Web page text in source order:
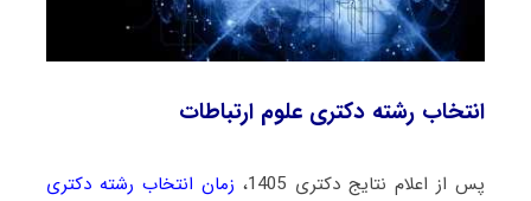
انتخاب رشته دکتری علوم ارتباطات
پس از اعلام نتایج دکتری 1405،
زمان انتخاب رشته دکتری